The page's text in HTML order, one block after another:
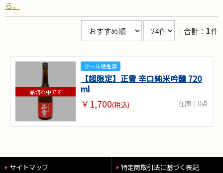
ら。
｜合計： 1件
品切れ中です
クール便推奨
【超限定】正雪 辛口純米吟醸 720
ml
￥1,700(税込) 在庫：0点
サイトマップ 特定商取引法に基づく表記